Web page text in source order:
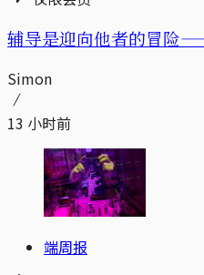
辅导是迎向他者的冒险
Simon
13 小时前
端周报